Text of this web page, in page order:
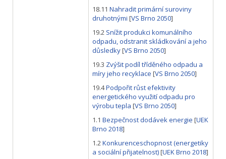
18.11 Nahradit primární suroviny
druhotnými [VS Brno 2050]
19.2 Snížit produkci komunálního
odpadu, odstranit skládkování a jeho
důsledky[VS Brno 2050]
19.3 Zvýšit podíl tříděného odpadu a
míry jeho recyklace [VS Brno 2050]
19.4Podpořit růst efektivity
energetického využití odpadu pro
výrobu tepla [VS Brno 2050]
1.1 Bezpečnost dodávek energie [UEK
Brno 2018]
1.2Konkurenceschopnost (energetiky
a sociální přijatelnost)[UEK Brno 2018]